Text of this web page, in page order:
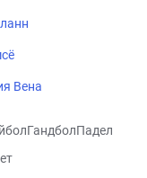
Вена
ГандболПадел